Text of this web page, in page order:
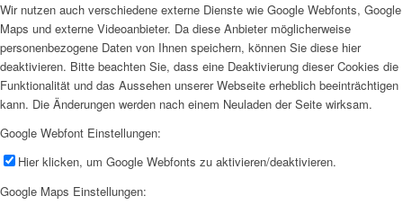
Wir nutzen auch verschiedene externe Dienste wie Google Webfonts, Google
Maps und externe Videoanbieter. Da diese Anbieter möglicherweise
personenbezogene Daten von Ihnen speichern, können Sie diese hier
deaktivieren. Bitte beachten Sie, dass eine Deaktivierung dieser Cookies die
Funktionalität und das Aussehen unserer Webseite erheblich beeinträchtigen
kann. Die Änderungen werden nach einem Neuladen der Seite wirksam.
Google Webfont Einstellungen:
Hier klicken, um Google Webfonts zu aktivieren/deaktivieren.
Google Maps Einstellungen: